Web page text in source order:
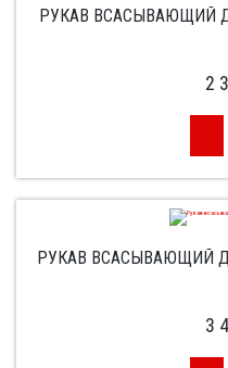
РУКАВ ВСАСЫВАЮЩИЙ
2
РУКАВ ВСАСЫВАЮЩИЙ
3